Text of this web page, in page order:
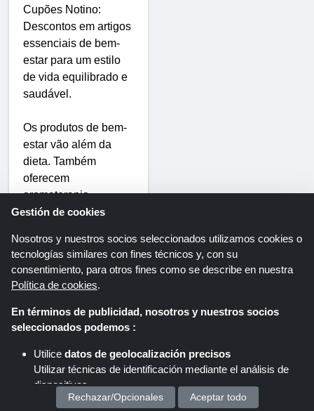
Cupões Notino:
Descontos em artigos
essenciais de bem-
estar para um estilo
de vida equilibrado e
saudável.
Os produtos de bem-
estar vão além da
dieta. Também
oferecem
aromaterapia,
relaxamento e artigos
cuidados pessoais.
Quando utilizados de
forma correta e
rotina diária, podem
ajudar a aumentar o
clareza mental. Com
a utilização criteriosa
dos cupões da
Gestión de cookies
Nosotros y nuestros socios seleccionados utilizamos cookies o
tecnologías similares con fines técnicos y, con su
consentimiento, para otros fines como se describe en nuestra
Política de cookies.
En términos de publicidad, nosotros y nuestros socios
seleccionados podemos :
Utilice datos de geolocalización precisos
Utilizar técnicas de identificación mediante el análisis de
dispositivos.
Almacenar y/o acceder a información en un dispositivo
Rechazar/Opcionales Aceptar todo